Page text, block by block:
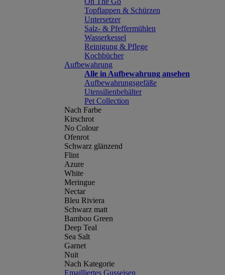
Topflappen & Schürzen
Untersetzer
Salz- & Pfeffermühlen
Wasserkessel
Reinigung & Pflege
Kochbücher
Aufbewahrung
Alle in Aufbewahrung ansehen
Aufbewahrungsgefäße
Utensilienbehälter
Pet Collection
Nach Farbe
Kirschrot
No Colour
Ofenrot
Schwarz glänzend
Flint
Azure
White
Meringue
Nectar
Bleu Riviera
Schwarz matt
Bamboo Green
Deep Teal
Sea Salt
Garnet
Nuit
Nach Kategorie
Emailliertes Gusseisen